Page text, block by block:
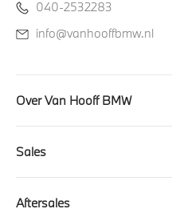
040-2532283
info@vanhooffbmw.nl
Over Van Hooff BMW
Sales
Aftersales